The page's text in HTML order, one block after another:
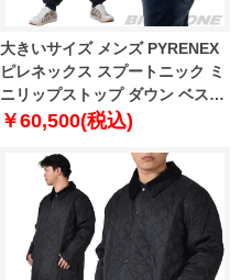
大きいサイズ メンズ PYRENEX
ピレネックス スプートニック ミ
ニリップストップ ダウン ベスト
SPOUTNIC MINI RIPSTOP
￥60,500(税込)